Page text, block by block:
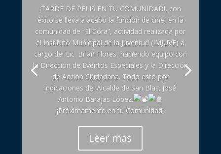
¡TARDE DE PELIS EN TU COMUNIDAD!, con
éxito se lleva a acabo la función de cine, en la
comunidad de “El Cora”, actividad realizada por
el Instituto Municipal de la Juventud (IMJUVE) a
cargo del Lic. Brian Flores, haciendo equipo con
la Dirección de Eventos Especiales y la Dirección
de Accion Ciudadana. Todo esto por
indicaciones del Alcalde de San Blas; José
Antonio Barajas López.
¡Próximamente en tu Comunidad!
Leer mas